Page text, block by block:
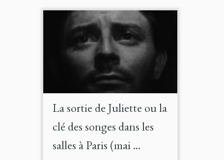
La sortie de Juliette ou la
clé des songes dans les
salles à Paris (mai ...